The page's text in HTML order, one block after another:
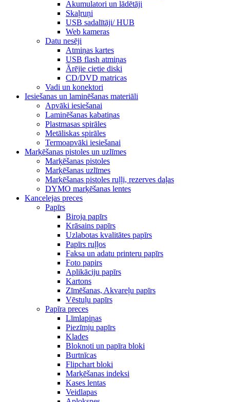
Akumulatori un lādētāji
Skaļruņi
USB sadalītāji/ HUB
Web kameras
Datu nesēji
Atmiņas kartes
USB flash atmiņas
Ārējie cietie diski
CD/DVD matricas
Vadi un konektori
Iesiešanas un laminēšanas materiāli
Apvāki iesiešanai
Laminēšanas kabatiņas
Plastmasas spirāles
Metāliskas spirāles
Termoapvāki iesiešanai
Marķēšanas pistoles un uzlīmes
Marķēšanas pistoles
Marķēšanas uzlīmes
Marķēšanas pistoles ruļļi, rezerves daļas
DYMO marķēšanas lentes
Kancelejas preces
Papīrs
Biroja papīrs
Krāsains papīrs
Uzlabotas kvalitātes papīrs
Papīrs ruļļos
Faksa un adatu printeru papīrs
Foto papirs
Aplikāciju papīrs
Kartons
Zīmēšanas, Akvareļu papīrs
Vēstuļu papīrs
Papīra preces
Līmlapiņas
Piezīmju papīrs
Klades
Bloknoti un papīra bloki
Burtnīcas
Flipchart bloki
Marķēšanas indeksi
Kases lentas
Veidlapas